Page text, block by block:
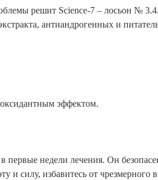
решит Science-7 – лосьон №
антиандрогенных и
эффектом.
первые недели лечения. Он
и силу, избавитесь от